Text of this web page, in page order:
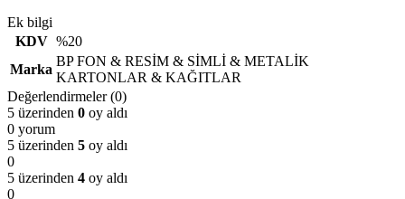
Ek bilgi
KDV %20
Marka
BP FON & RESİM & SİMLİ & METALİK
KARTONLAR & KAĞITLAR
Değerlendirmeler (0)
5 üzerinden 0 oy aldı
0 yorum
5 üzerinden 5 oy aldı
0
5 üzerinden 4 oy aldı
0